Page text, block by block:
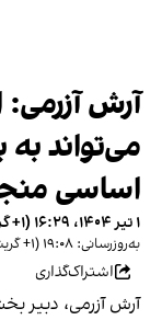
آرش
می‌تواند به
اساسی
۱ تیر ۱۴۰۴، ۱۶:۲۹ (‎+۱ گرینویچ)
به‌روزرسانی: ۱۹:۰۸ (‎+۱ گرینویچ)
اشتراک‌گذاری
آرش آزرمی، دبیر